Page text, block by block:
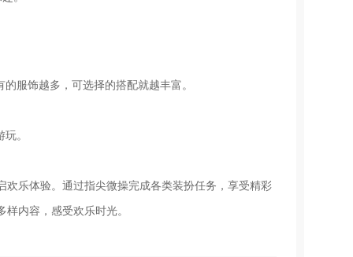
服饰越多，可选择的搭配就越丰富。
。
乐体验。通过指尖微操完成各类装扮任务，享受精彩
内容，感受欢乐时光。